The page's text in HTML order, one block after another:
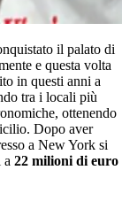
il palato di
e questa volta
in questi anni a
tra i locali più
ottenendo
Dopo aver
a New York si
a 22 milioni di euro